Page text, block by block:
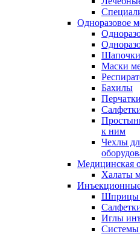
Одноразовое
Шапочки
Маски
Бахилы
к ним
Чехлы
Медицинская
Халаты
Инъекционные
Шприцы
Иглы
Системы